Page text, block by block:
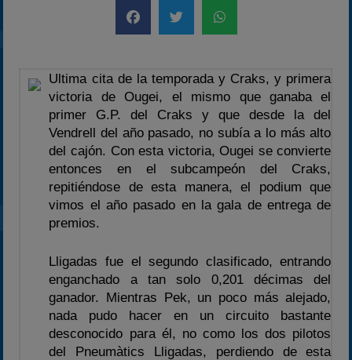
2023
2024
2025
Estadísticas
Preguntas Frecuentes
Ultima cita de la temporada y Craks, y primera
victoria de Ougei, el mismo que ganaba el
primer G.P. del Craks y que desde la del
Vendrell del año pasado, no subía a lo más alto
del cajón. Con esta victoria, Ougei se convierte
entonces en el subcampeón del Craks,
repitiéndose de esta manera, el podium que
vimos el año pasado en la gala de entrega de
premios.
Lligadas fue el segundo clasificado, entrando
enganchado a tan solo 0,201 décimas del
ganador. Mientras Pek, un poco más alejado,
nada pudo hacer en un circuito bastante
desconocido para él, no como los dos pilotos
del Pneumàtics Lligadas, perdiendo de esta